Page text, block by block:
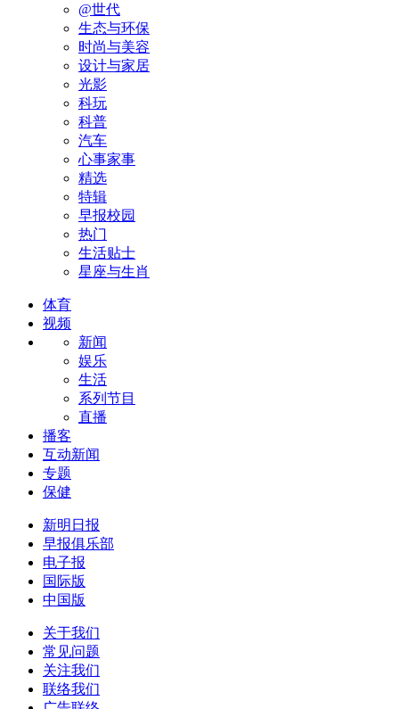
@世代
生态与环保
时尚与美容
设计与家居
光影
科玩
科普
汽车
心事家事
精选
特辑
早报校园
热门
生活贴士
星座与生肖
体育
视频
新闻
娱乐
生活
系列节目
直播
播客
互动新闻
专题
保健
新明日报
早报俱乐部
电子报
国际版
中国版
关于我们
常见问题
关注我们
联络我们